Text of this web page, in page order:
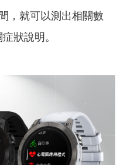
，就可以測出相關數
狀說明。